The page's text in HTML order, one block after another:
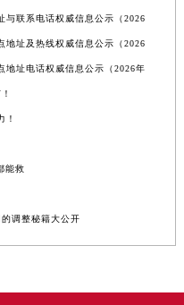
与联系电话权威信息公示（2026
地址及热线权威信息公示（2026
地址电话权威信息公示（2026年
！
能救
调整秘籍大公开